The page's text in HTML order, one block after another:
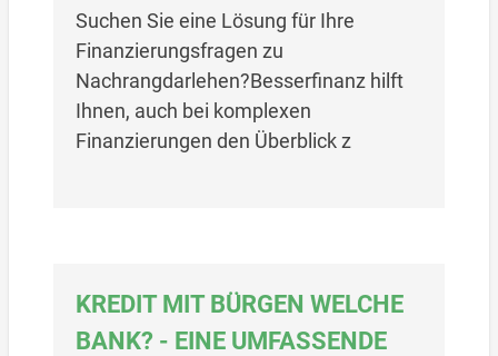
Suchen Sie eine Lösung für Ihre
Finanzierungsfragen zu
Nachrangdarlehen?Besserfinanz hilft
Ihnen, auch bei komplexen
Finanzierungen den Überblick z
KREDIT MIT BÜRGEN WELCHE
BANK? - EINE UMFASSENDE